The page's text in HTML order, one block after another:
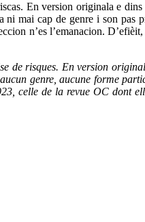
En version originala e
mai cap de genre i son pas
n’es l’emanacion.
de risques. En version
genre, aucune forme
celle de la revue OC dont